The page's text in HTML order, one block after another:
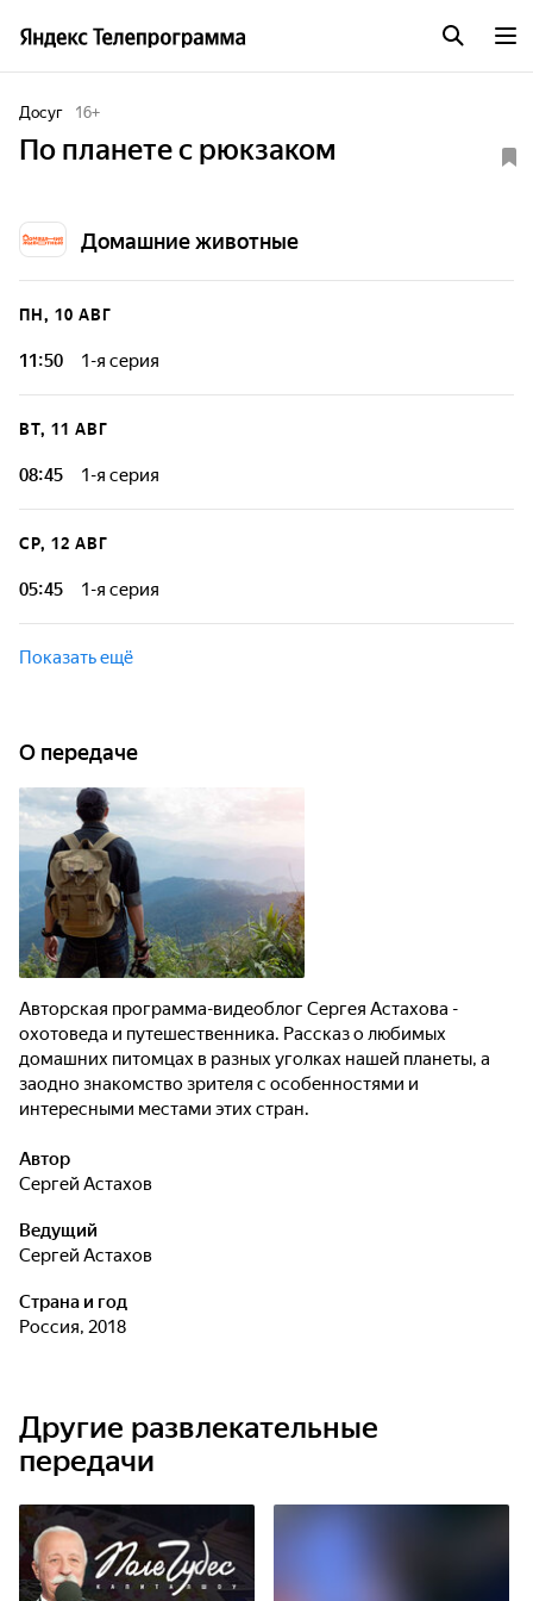
Досуг 16+
По планете с рюкзаком
Домашние животные
ПН, 10 АВГ
11:50 1-я серия
Авторская программа-видеоблог Сергея Астахова -
домашних питомцах в разных уголках нашей планеты, а
интересными местами этих стран.
ВТ, 11 АВГ
08:45 1-я серия
Авторская программа-видеоблог Сергея Астахова -
домашних питомцах в разных уголках нашей планеты, а
интересными местами этих стран.
СР, 12 АВГ
05:45 1-я серия
Авторская программа-видеоблог Сергея Астахова -
охотоведа и путешественника. Рассказ о любимых
домашних питомцах в разных уголках нашей планеты, а
Показать ещё
О передаче
Авторская программа-видеоблог Сергея Астахова -
охотоведа и путешественника. Рассказ о любимых
домашних питомцах в разных уголках нашей планеты, а
заодно знакомство зрителя с особенностями и
интересными местами этих стран.
Автор
Сергей Астахов
Ведущий
Сергей Астахов
Страна и год
Россия, 2018
Другие развлекательные
передачи